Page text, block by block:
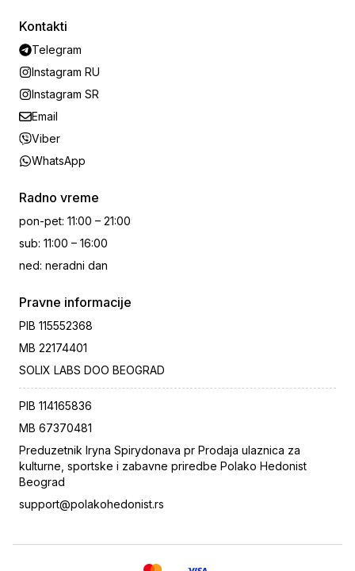
Kontakti
Telegram
Instagram RU
Instagram SR
Email
Viber
WhatsApp
Radno vreme
pon-pet: 11:00 – 21:00
sub: 11:00 – 16:00
ned: neradni dan
Pravne informacije
PIB 115552368
MB 22174401
SOLIX LABS DOO BEOGRAD
PIB 114165836
MB 67370481
Preduzetnik Iryna Spirydonava pr Prodaja ulaznica za
kulturne, sportske i zabavne priredbe Polako Hedonist
Beograd
support@polakohedonist.rs